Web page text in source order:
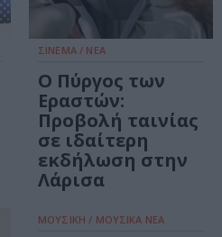
ΣΙΝΕΜΑ / ΝΕΑ
Ο Πύργος των
Εραστών:
Προβολή ταινίας
σε ιδαίτερη
εκδήλωση στην
Λάρισα
ΜΟΥΣΙΚΗ / ΜΟΥΣΙΚΑ ΝΕΑ